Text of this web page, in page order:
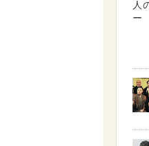
人
ー